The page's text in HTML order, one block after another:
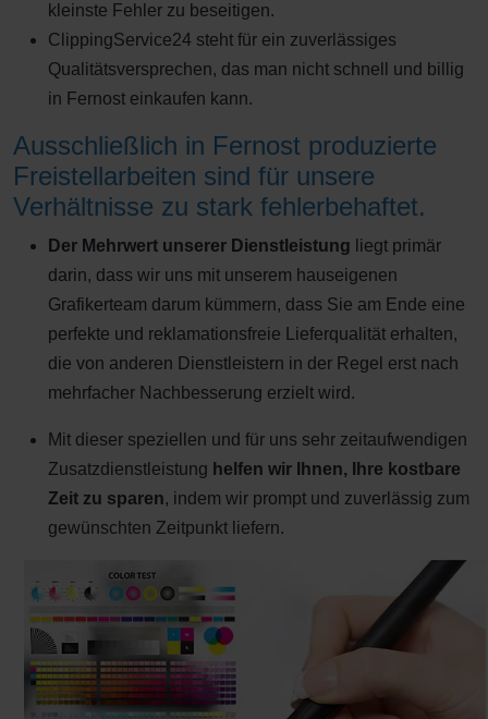
kleinste Fehler zu beseitigen.
ClippingService24 steht für ein zuverlässiges
Qualitätsversprechen, das man nicht schnell und billig
in Fernost einkaufen kann.
Ausschließlich in Fernost produzierte
Freistellarbeiten sind für unsere
Verhältnisse zu stark fehlerbehaftet.
Der Mehrwert unserer Dienstleistung liegt primär
darin, dass wir uns mit unserem hauseigenen
Grafikerteam darum kümmern, dass Sie am Ende eine
perfekte und reklamationsfreie Lieferqualität erhalten,
die von anderen Dienstleistern in der Regel erst nach
mehrfacher Nachbesserung erzielt wird.
Mit dieser speziellen und für uns sehr zeitaufwendigen
Zusatzdienstleistung helfen wir Ihnen, Ihre kostbare
Zeit zu sparen, indem wir prompt und zuverlässig zum
gewünschten Zeitpunkt liefern.